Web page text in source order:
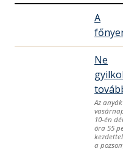
A
Ne
Az
10-én
óra 55
a